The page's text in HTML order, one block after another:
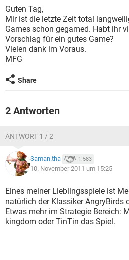
WHATSAPP
FACEBOOK
WINDOWS 10
WHATSAPP
FACEBOOK
SPIELE
ANDROID IOS
WINDOWS 10
WHATSAPP
FACEBOOK
Guten Tag,
Mir ist die letzte Zeit total
Games schon gegamed. Habt ihr
Vorschlag für ein gutes Game?
Vielen dank im Voraus.
MFG
Share
2 Antworten
ANTWORT 1 / 2
Saman.tha 1.583
10. November 2011 um 15:25
Eines meiner Lieblingsspiele ist
natürlich der Klassiker AngryBirds
Etwas mehr im Strategie Bereich:
kingdom oder TinTin das Spiel.